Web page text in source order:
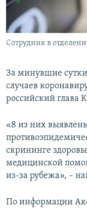
ПОБЕДИТЕЛЕЙ НЕ
КРЫМ.НЕПОКОРЕННЫЙ
ELIFBE
ПРИСОЕДИНЯЙТЕСЬ!
Все сайты RFE/RL
Сотрудник в
За минувшие
случаев
российский глава
«8 из них
скрининге
медицинской
из-за рубежа», –
По информации